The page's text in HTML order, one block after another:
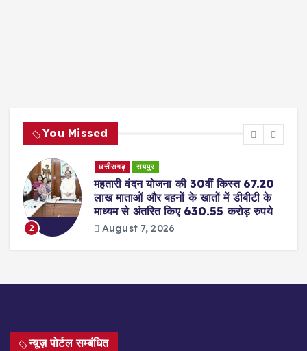
You Missed
2
छत्तीसगढ़ रायपुर
महतारी वंदन योजना की 30वीं किस्त 67.20
लाख माताओं और बहनों के खातों में डीबीटी के
माध्यम से अंतरित किए 630.55 करोड़ रुपये
August 7, 2026
न्यूज़ पोर्टल सम्बंधित